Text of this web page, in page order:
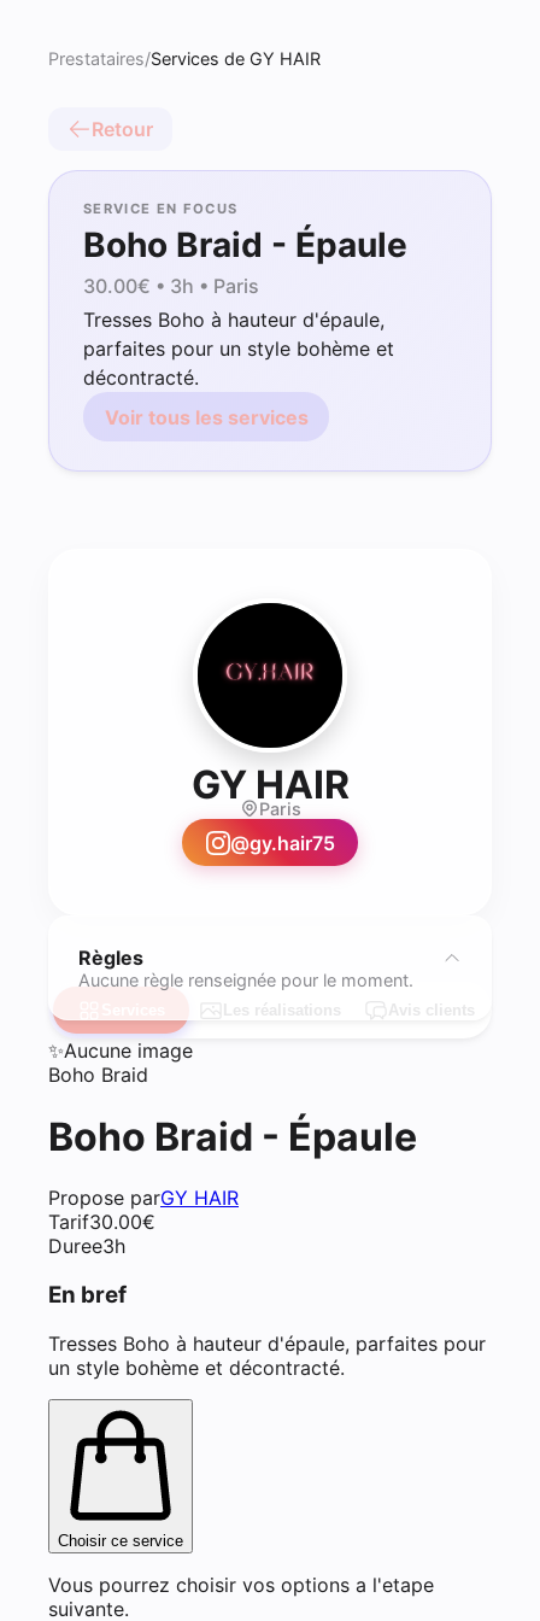
Prestataires/Services de GY HAIR
Retour
SERVICE EN FOCUS
Boho Braid - Épaule
30.00€ • 3h • Paris
Tresses Boho à hauteur d'épaule,
parfaites pour un style bohème et
décontracté.
Voir tous les services
GY HAIR- Coiffure
Paris
@gy.hair75
Règles
Aucune règle renseignée pour le moment.
Les réalisations Avis clients
✨Aucune image
Boho Braid
Boho Braid - Épaule
Propose parGY HAIR
Tarif30.00€
Duree3h
En bref
Tresses Boho à hauteur d'épaule, parfaites pour
un style bohème et décontracté.
Choisir ce service
Vous pourrez choisir vos options a l'etape
suivante.